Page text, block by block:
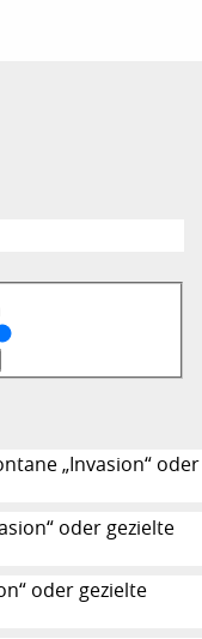
„Invasion“ oder
oder gezielte
oder gezielte